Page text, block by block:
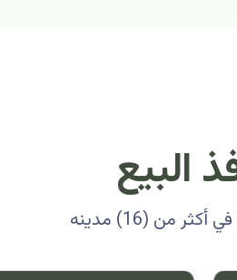
البيع
من (16) مدينه